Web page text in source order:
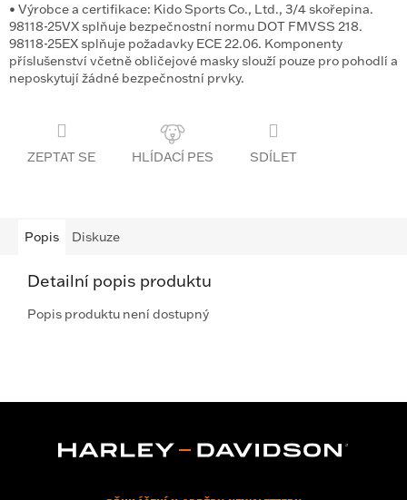
• Výrobce a certifikace: Kido Sports Co., Ltd., 3/4 skořepina.
98118-25VX splňuje bezpečnostní normu DOT FMVSS 218.
98118-25EX splňuje požadavky ECE 22.06. Komponenty
příslušenství včetně obličejové masky slouží pouze pro pohodlí a
neposkytují žádné bezpečnostní prvky.
ZEPTAT SE SDÍLET
Popis Diskuze
Detailní popis produktu
Popis produktu není dostupný